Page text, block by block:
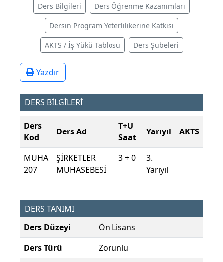
Ders Bilgileri Ders Öğrenme Kazanımları
Dersin Program Yeterlilikerine Katkısı
AKTS / İş Yükü Tablosu Ders Şubeleri
Yazdır
DERS BİLGİLERİ
Ders
Kod
Ders Ad
T+U
Saat
Yarıyıl AKTS
MUHA
207
ŞİRKETLER
MUHASEBESİ
3 + 0
3.
Yarıyıl
DERS TANIMI
Ders Düzeyi
Ön Lisans
Ders Türü
Zorunlu